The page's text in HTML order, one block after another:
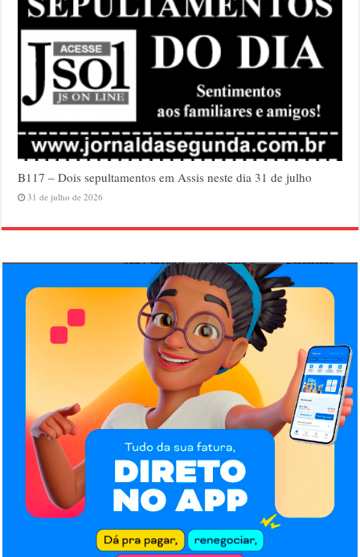
B117 – Dois sepultamentos em Assis neste dia 31 de julho
31 de julho de 2026